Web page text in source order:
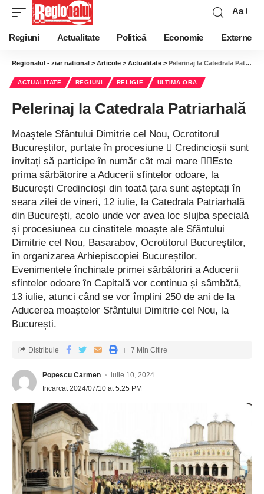
Aa
Regiuni Actualitate Politică Economie Externe
Regionalul - ziar national > Articole > Actualitate > Pelerinaj la Catedrala Patriarhală
ACTUALITATE REGIUNI RELIGIE ULTIMA ORA
Pelerinaj la Catedrala Patriarhală
Moaștele Sfântului Dimitrie cel Nou, Ocrotitorul
Bucureștilor, purtate în procesiune  Credincioșii sunt
invitați să participe în număr cât mai mare Este
prima sărbătorire a Aducerii sfintelor odoare, la
București Credincioși din toată țara sunt așteptați în
seara zilei de vineri, 12 iulie, la Catedrala Patriarhală
din București, acolo unde vor avea loc slujba specială
și procesiunea cu cinstitele moaște ale Sfântului
Dimitrie cel Nou, Basarabov, Ocrotitorul Bucureștilor,
în organizarea Arhiepiscopiei Bucureștilor.
Evenimentele închinate primei sărbătoriri a Aducerii
sfintelor odoare în Capitală vor continua și sâmbătă,
13 iulie, atunci când se vor împlini 250 de ani de la
Aducerea moaștelor Sfântului Dimitrie cel Nou, la
București.
Popescu Carmen
iulie 10, 2024
Incarcat 2024/07/10 at 5:25 PM
Distribuie 7 Min Citire